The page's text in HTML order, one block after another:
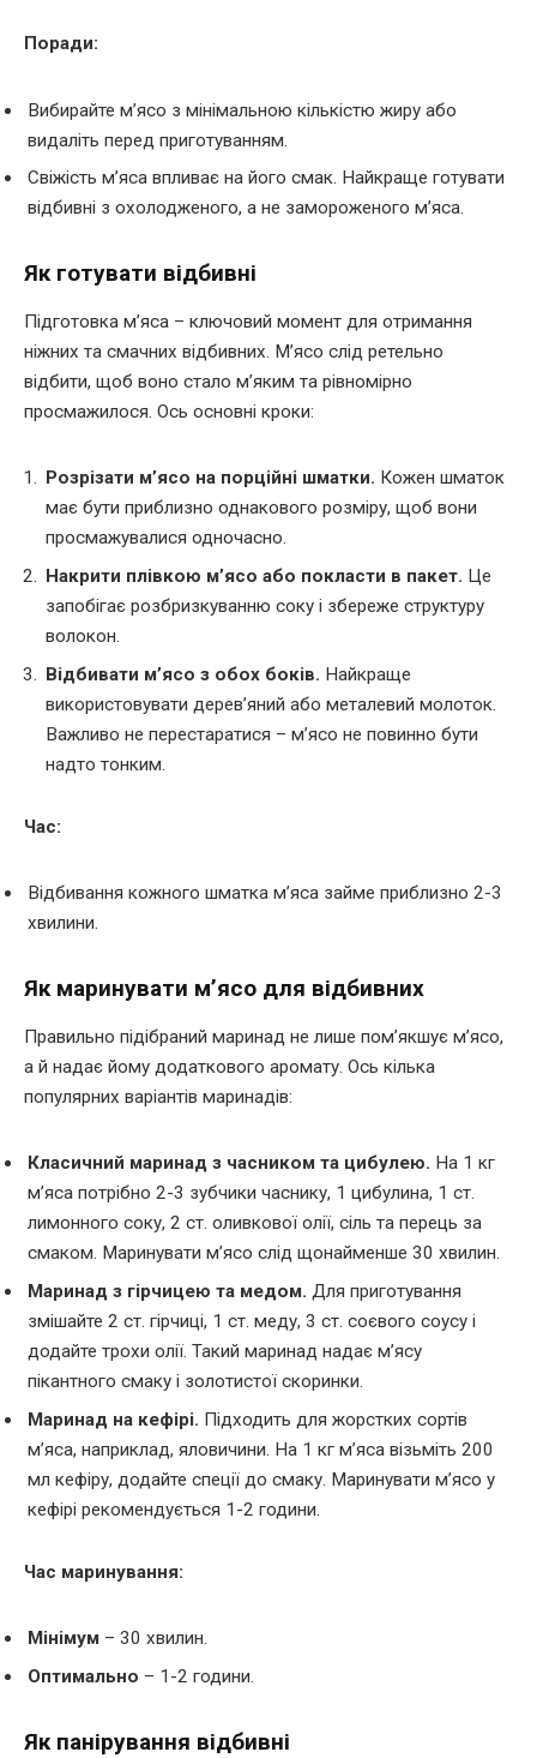
Поради:
Вибирайте м’ясо з мінімальною кількістю жиру або
видаліть перед приготуванням.
Свіжість м’яса впливає на його смак. Найкраще готувати
відбивні з охолодженого, а не замороженого м’яса.
Як готувати відбивні
Підготовка м’яса – ключовий момент для отримання
ніжних та смачних відбивних. М’ясо слід ретельно
відбити, щоб воно стало м’яким та рівномірно
просмажилося. Ось основні кроки:
Розрізати м’ясо на порційні шматки. Кожен шматок
має бути приблизно однакового розміру, щоб вони
просмажувалися одночасно.
Накрити плівкою м’ясо або покласти в пакет. Це
запобігає розбризкуванню соку і збереже структуру
волокон.
Відбивати м’ясо з обох боків. Найкраще
використовувати дерев’яний або металевий молоток.
Важливо не перестаратися – м’ясо не повинно бути
надто тонким.
Час:
Відбивання кожного шматка м’яса займе приблизно 2-3
хвилини.
Як маринувати м’ясо для відбивних
Правильно підібраний маринад не лише пом’якшує м’ясо,
а й надає йому додаткового аромату. Ось кілька
популярних варіантів маринадів:
Класичний маринад з часником та цибулею. На 1 кг
м’яса потрібно 2-3 зубчики часнику, 1 цибулина, 1 ст.
лимонного соку, 2 ст. оливкової олії, сіль та перець за
смаком. Маринувати м’ясо слід щонайменше 30 хвилин.
Маринад з гірчицею та медом. Для приготування
змішайте 2 ст. гірчиці, 1 ст. меду, 3 ст. соєвого соусу і
додайте трохи олії. Такий маринад надає м’ясу
пікантного смаку і золотистої скоринки.
Маринад на кефірі. Підходить для жорстких сортів
м’яса, наприклад, яловичини. На 1 кг м’яса візьміть 200
мл кефіру, додайте спеції до смаку. Маринувати м’ясо у
кефірі рекомендується 1-2 години.
Час маринування:
Мінімум – 30 хвилин.
Оптимально – 1-2 години.
Як панірування відбивні